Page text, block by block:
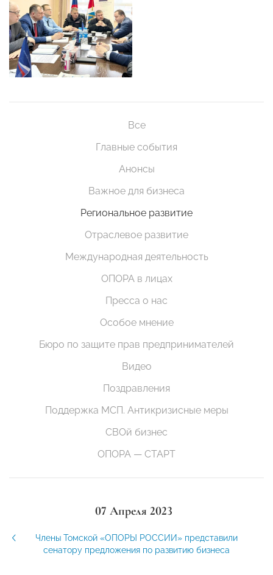
Все
Главные события
Анонсы
Важное для бизнеса
Региональное развитие
Отраслевое развитие
Международная деятельность
ОПОРА в лицах
Пресса о нас
Особое мнение
Бюро по защите прав предпринимателей
Видео
Поздравления
Поддержка МСП. Антикризисные меры
СВОй бизнес
ОПОРА — СТАРТ
07 Апреля 2023
Члены Томской «ОПОРЫ РОССИИ» представили
сенатору предложения по развитию бизнеса